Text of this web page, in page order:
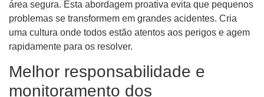
área segura. Esta abordagem proativa evita que pequenos
problemas se transformem em grandes acidentes. Cria
uma cultura onde todos estão atentos aos perigos e agem
rapidamente para os resolver.
Melhor responsabilidade e
monitoramento dos